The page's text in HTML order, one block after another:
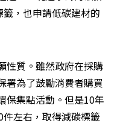
，也申請低碳建材的
性質。雖然政府在採購
署為了鼓勵消費者購買
保集點活動。但是10年
左右，取得減碳標籤